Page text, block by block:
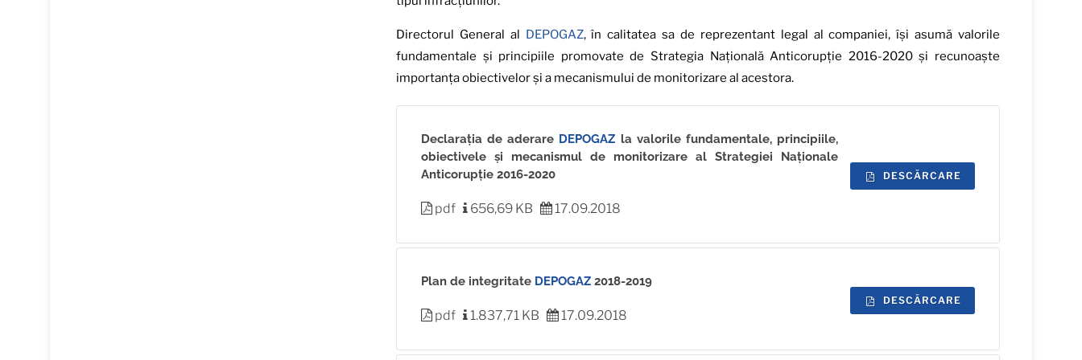
Directorul General al DEPOGAZ, în calitatea sa de reprezentant legal al companiei, își asumă valorile
fundamentale și principiile promovate de Strategia Națională Anticorupție 2016-2020 și recunoaște
importanța obiectivelor și a mecanismului de monitorizare al acestora.
Declarația de aderare DEPOGAZ la valorile fundamentale, principiile,
obiectivele și mecanismul de monitorizare al Strategiei Naționale
Anticorupție 2016-2020
pdf 656,69 KB 17.09.2018
DESCĂRCARE
Plan de integritate DEPOGAZ 2018-2019
pdf 1.837,71 KB 17.09.2018
DESCĂRCARE